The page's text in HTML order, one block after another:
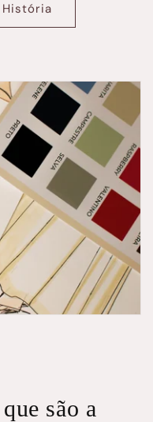
História
são a